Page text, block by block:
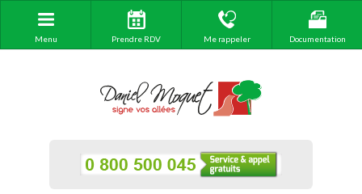
Menu Prendre RDV Me rappeler Documentation